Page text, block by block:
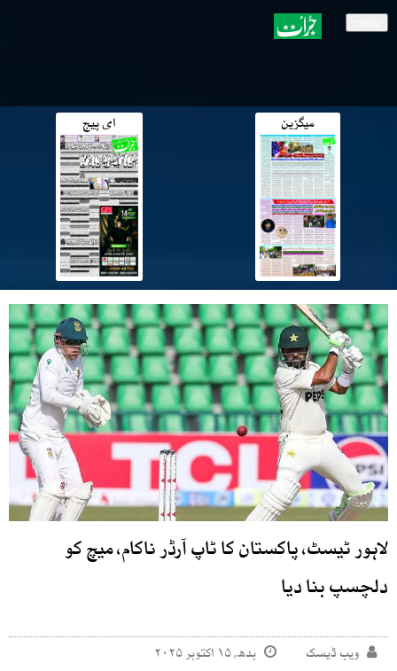
میگزین ای پیج
لاہور ٹیسٹ، پاکستان کا ٹاپ آرڈر ناکام، میچ کو
دلچسپ بنا دیا
ویب ڈیسک بدھ, ۱۵ اکتوبر ۲۰۲۵